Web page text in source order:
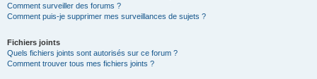
Comment surveiller des forums ?
Comment puis-je supprimer mes surveillances de sujets ?
Fichiers joints
Quels fichiers joints sont autorisés sur ce forum ?
Comment trouver tous mes fichiers joints ?